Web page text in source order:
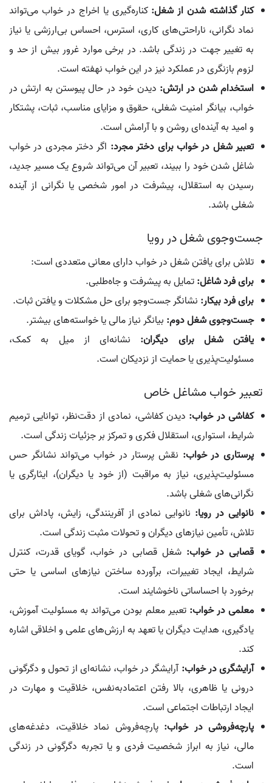
کنار گذاشته شدن از شغل:کناره‌گیری یا اخراج در خواب می‌تواند
نماد نگرانی، ناراحتی‌های کاری، استرس، احساس بی‌ارزشی یا نیاز
به تغییر جهت در زندگی باشد. در برخی موارد غرور بیش از حد و
لزوم بازنگری در عملکرد نیز در این خواب نهفته است.
استخدام شدن در ارتش: دیدن خود در حال پیوستن به ارتش در
خواب، بیانگر امنیت شغلی، حقوق و مزایای مناسب، ثبات، پشتکار
و امید به آینده‌ای روشن و با آرامش است.
تعبیر شغل در خواب برای دختر مجرد: اگر دختر مجردی در خواب
شاغل شدن خود را ببیند، تعبیر آن می‌تواند شروع یک مسیر جدید،
رسیدن به استقلال، پیشرفت در امور شخصی یا نگرانی از آینده
شغلی باشد.
جست‌وجوی شغل در رویا
تلاش برای یافتن شغل در خواب دارای معانی متعددی است:
برای فرد شاغل:تمایل به پیشرفت و جاه‌طلبی.
برای فرد بیکار: نشانگر جست‌وجو برای حل مشکلات و یافتن ثبات.
جست‌وجوی شغل دوم: بیانگر نیاز مالی یا خواسته‌های بیشتر.
یافتن شغل برای دیگران: نشانه‌ای از میل به کمک،
مسئولیت‌پذیری یا حمایت از نزدیکان است.
تعبیر خواب مشاغل خاص
کفاشی در خواب: دیدن کفاشی، نمادی از دقت‌نظر، توانایی ترمیم
شرایط، استواری، استقلال فکری و تمرکز بر جزئیات زندگی است.
پرستاری در خواب: نقش پرستار در خواب می‌تواند نشانگر حس
مسئولیت‌پذیری، نیاز به مراقبت (از خود یا دیگران)، ایثارگری یا
نگرانی‌های شغلی باشد.
نانوایی در رویا: نانوایی نمادی از آفرینندگی، زایش، پاداش برای
تلاش، تأمین نیازهای دیگران و تحولات مثبت زندگی است.
قصابی در خواب: شغل قصابی در خواب، گویای قدرت، کنترل
شرایط، ایجاد تغییرات، برآورده ساختن نیازهای اساسی یا حتی
برخورد با احساساتی ناخوشایند است.
معلمی در خواب:تعبیر معلم بودن می‌تواند به مسئولیت آموزش،
یادگیری، هدایت دیگران یا تعهد به ارزش‌های علمی و اخلاقی اشاره
کند.
آرایشگری در خواب:آرایشگر در خواب، نشانه‌ای از تحول و دگرگونی
درونی یا ظاهری، بالا رفتن اعتمادبه‌نفس، خلاقیت و مهارت در
ایجاد ارتباطات اجتماعی است.
پارچه‌فروشی در خواب: پارچه‌فروش نماد خلاقیت، دغدغه‌های
مالی، نیاز به ابراز شخصیت فردی و یا تجربه دگرگونی در زندگی
است.